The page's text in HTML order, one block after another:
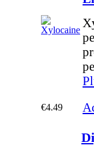
€4.49